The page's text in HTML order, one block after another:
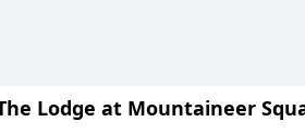
Lodge at Mountaineer